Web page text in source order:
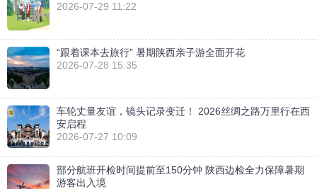
2026-07-29 11:22
“跟着课本去旅行” 暑期陕西亲子游全面开花
2026-07-28 15:35
车轮丈量友谊，镜头记录变迁！ 2026丝绸之路万里行在西
安启程
2026-07-27 10:09
部分航班开检时间提前至150分钟 陕西边检全力保障暑期
游客出入境